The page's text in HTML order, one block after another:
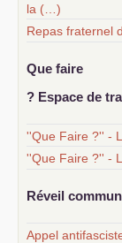
la (…)
Repas fraternel
Que faire
? Espace de
''Que Faire ?'' -
''Que Faire ?'' -
Réveil
Appel